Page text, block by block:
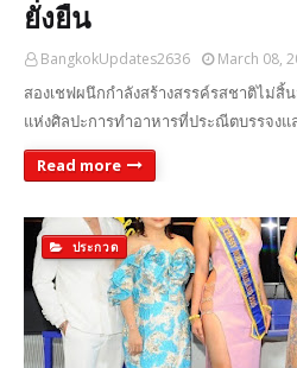
ยั่งยืน
BangkokUpdates2636 March 08,
สองเชฟผนึกกำลังสร้างสรรค์รสชาติไม่
แห่งศิลปะการทำอาหารที่ประณีตบรรจงแ
Read more
ประกวด